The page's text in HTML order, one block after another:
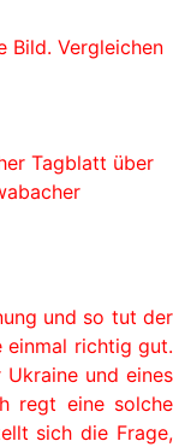
Bild. Vergleichen
Tagblatt über
und so tut der
einmal richtig gut.
und eines
regt eine solche
sich die Frage,